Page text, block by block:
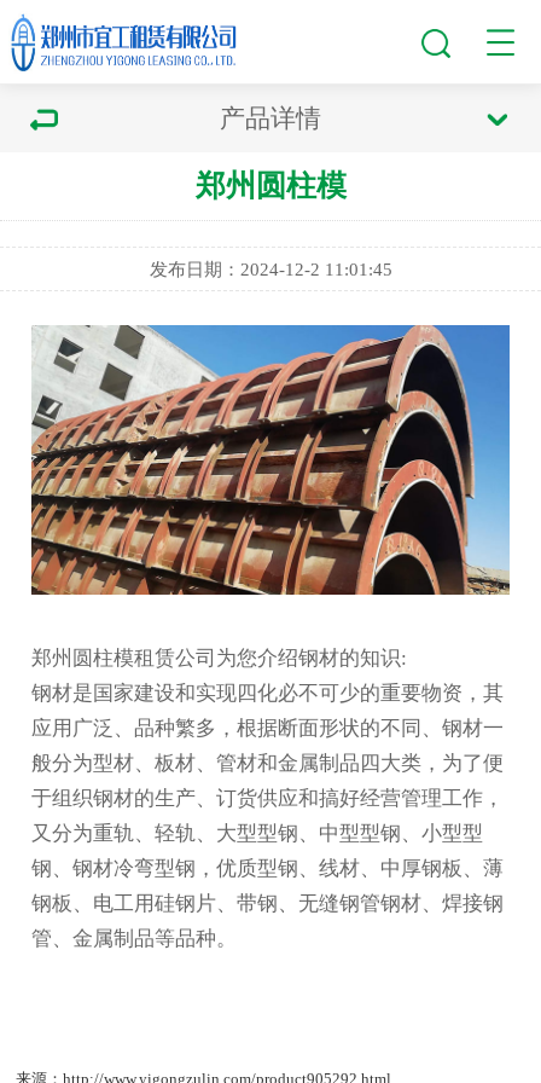
产品详情
郑州圆柱模
发布日期：2024-12-2 11:01:45
郑州 圆柱模租赁公司为您介绍钢材的知识:
钢材是国家建设和实现四化必不可少的重要物资，其
应用广泛、品种繁多，根据断面形状的不同、钢材一
般分为型材、板材、管材和金属制品四大类，为了便
于组织钢材的生产、订货供应和搞好经营管理工作，
又分为重轨、轻轨、大型型钢、中型型钢、小型型
钢、钢材冷弯型钢，优质型钢、线材、中厚钢板、薄
钢板、电工用硅钢片、带钢、无缝钢管钢材、焊接钢
管、金属制品等品种。
来源：http://www.yigongzulin.com/product905292.html